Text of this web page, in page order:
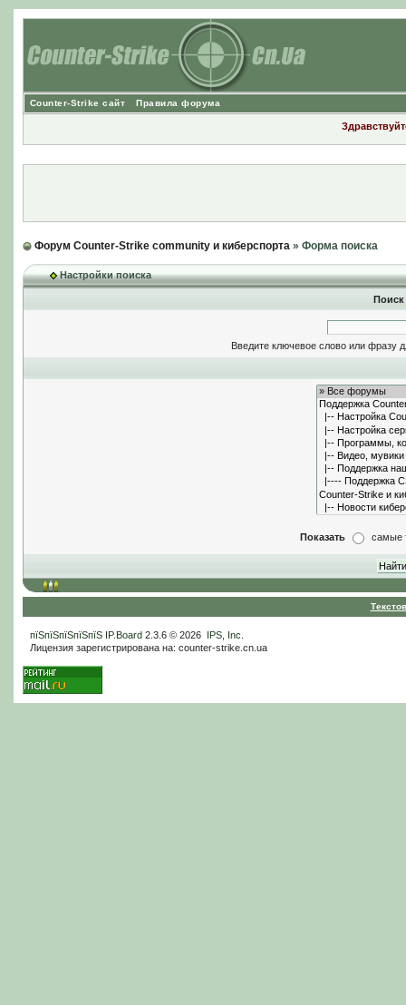
Counter-Strike сайт Правила форума
Форум Counter-Strike community и киберспорта» Форма поиска
Настройки поиска
Введите ключевое слово или фразу
Показать самые
пїЅпїЅпїЅпїЅпїЅ IP.Board2.3.6 © 2026 IPS, Inc
Лицензия зарегистрирована на: counter-strike.cn.ua